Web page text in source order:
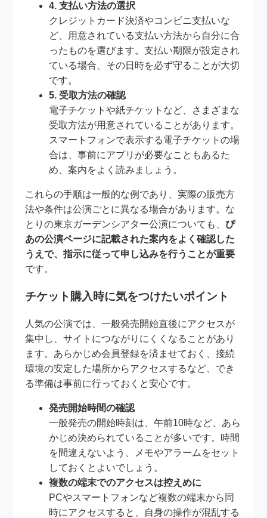
4. 支払い方法の選択
クレジットカード決済やコンビニ支払いな
ど、用意されている支払い方法から自分に合
ったものを選びます。支払い期限が設定され
ている場合、その日時を必ず守ることが大切
です。
5. 受取方法の確認
電子チケットや紙チケットなど、さまざまな
受取方法が用意されていることがあります。
スマートフォンで表示する電子チケットの場
合は、事前にアプリが必要なこともあるた
め、案内をよく読みましょう。
これらの手順は一般的な例であり、実際の販売方
法や条件は公演ごとに異なる場合があります。な
とりの東京ガーデンシアター公演についても、 ぴ
あの公演ページに記載された案内をよく確認した
うえで、指示に従って申し込みを行うことが重要
です。
チケット購入時に気をつけたいポイント
人気の公演では、一般発売開始直後にアクセスが
集中し、サイトにつながりにくくなることがあり
ます。あらかじめ会員登録を済ませておく、接続
環境の安定した場所からアクセスするなど、でき
る準備は事前に行っておくと安心です。
発売開始時間の確認
一般発売の開始時刻は、午前10時など、あら
かじめ決められていることが多いです。時間
を間違えないよう、メモやアラームをセット
しておくとよいでしょう。
複数の端末でのアクセスは控えめに
PCやスマートフォンなど複数の端末から同
時にアクセスすると、自身の操作が混乱する